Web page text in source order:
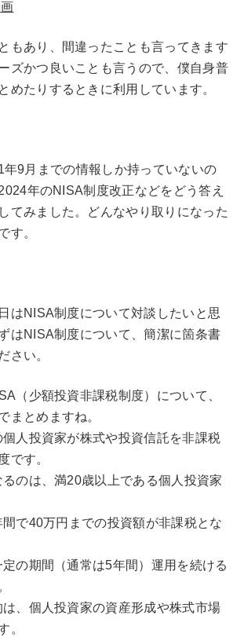
もあり、間違ったことも言ってきます
ズかつ良いことも言うので、僕自身普
めたりするときに利用しています。
9月までの情報しか持っていないの
年のNISA制度改正などをどう答え
てみました。どんなやり取りになった
す。
はNISA制度について対談したいと思
はNISA制度について、簡潔に箇条書
さい。
（少額投資非課税制度）について、
まとめますね。
人投資家が株式や投資信託を非課税
です。
のは、満20歳以上である個人投資家
で40万円までの投資額が非課税とな
の期間（通常は5年間）運用を続ける
、個人投資家の資産形成や株式市場
。